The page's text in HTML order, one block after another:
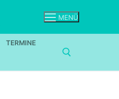
MENÜ
TERMINE